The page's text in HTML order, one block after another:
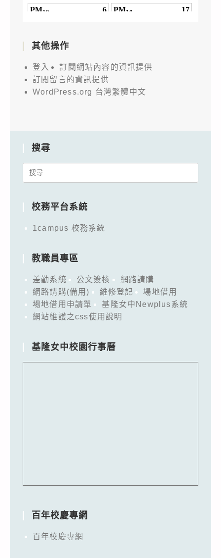
其他操作
登入
訂閱網站內容的資訊提供
訂閱留言的資訊提供
WordPress.org 台灣繁體中文
搜尋
Search
校務平台系統
1campus 校務系統
教職員專區
差勤系統 公文簽核
網路請購
網路請購(備用)
維修登記
場地借用
場地借用申請單
基隆女中Newplus系統
網站維護之css使用說明
基隆女中校園行事曆
百年校慶專網
百年校慶專網